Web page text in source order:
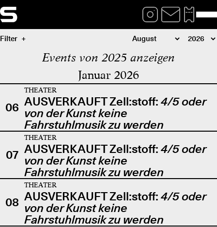
Filter
Events von 2025 anzeigen
Januar 2026
06
THEATER
AUSVERKAUFT Zell:stoff: 4/5 oder
von der Kunst keine
Fahrstuhlmusik zu werden
07
THEATER
AUSVERKAUFT Zell:stoff: 4/5 oder
von der Kunst keine
Fahrstuhlmusik zu werden
08
THEATER
AUSVERKAUFT Zell:stoff: 4/5 oder
von der Kunst keine
Fahrstuhlmusik zu werden